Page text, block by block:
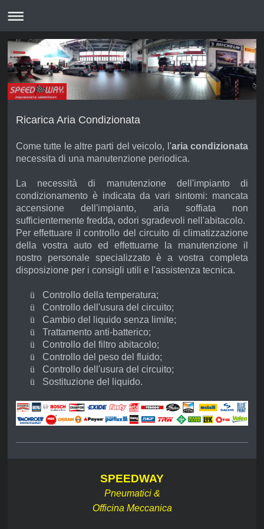
Ricarica Aria Condizionata
Come tutte le altre parti del veicolo, l'aria condizionata
necessita di una manutenzione periodica.
La necessità di manutenzione dell'impianto di
condizionamento è indicata da vari sintomi: mancata
accensione dell'impianto, aria soffiata non
sufficientemente fredda, odori sgradevoli nell'abitacolo.
Per effettuare il controllo del circuito di climatizzazione
della vostra auto ed effettuarne la manutenzione il
nostro personale specializzato è a vostra completa
disposizione per i consigli utili e l'assistenza tecnica.
ü
Controllo della temperatura;
ü
Controllo dell'usura del circuito;
ü
Cambio del liquido senza limite;
ü
Trattamento anti-batterico;
ü
Controllo del filtro abitacolo;
ü
Controllo del peso del fluido;
ü
Controllo dell'usura del circuito;
ü
Sostituzione del liquido.
SPEEDWAY
Pneumatici &
Officina Meccanica